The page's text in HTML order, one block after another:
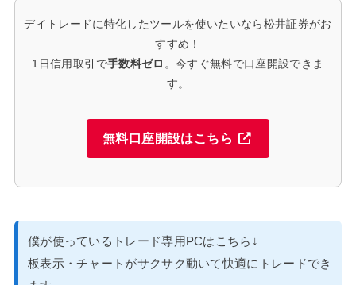
デイトレードに特化したツールを使いたいなら松井証券がお
すすめ！
1日信用取引で手数料ゼロ 。今すぐ無料で口座開設できま
す。
無料口座開設はこちら
僕が使っているトレード専用PCはこちら↓
板表示・チャートがサクサク動いて快適にトレードでき